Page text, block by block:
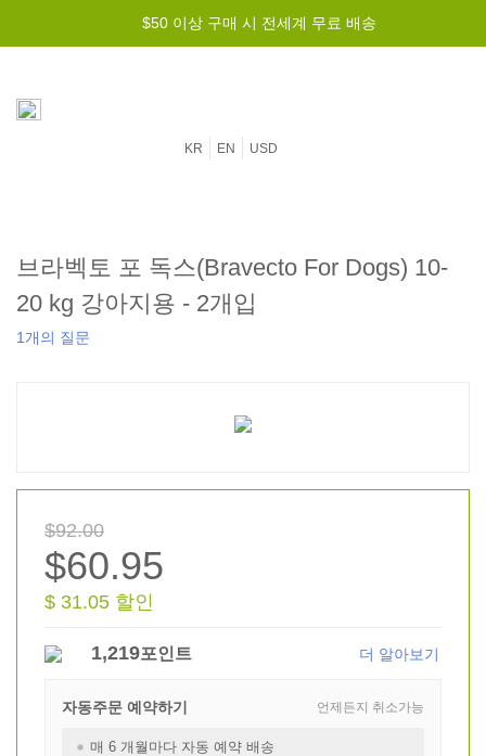
$50 이상 구매 시 전세계 무료 배송
KR EN USD
브라벡토 포 독스(Bravecto For Dogs) 10-
20 kg 강아지용 - 2개입
1개의 질문
$92.00
$60.95
$ 31.05 할인
1,219포인트 더 알아보기
언제든지 취소가능
자동주문 예약하기
매 6 개월마다 자동 예약 배송